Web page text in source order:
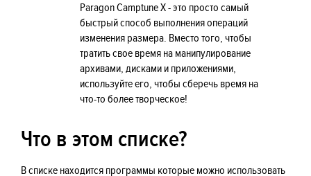
Paragon Camptune X - это просто самый
быстрый способ выполнения операций
изменения размера. Вместо того, чтобы
тратить свое время на манипулирование
архивами, дисками и приложениями,
используйте его, чтобы сберечь время на
что-то более творческое!
Что в этом списке?
В списке находится программы которые можно использовать